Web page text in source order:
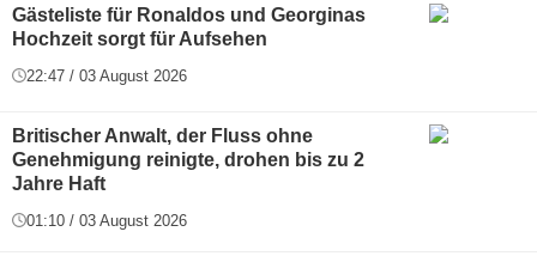
Gästeliste für Ronaldos und Georginas
Hochzeit sorgt für Aufsehen
22:47 / 03 August 2026
Britischer Anwalt, der Fluss ohne
Genehmigung reinigte, drohen bis zu 2
Jahre Haft
01:10 / 03 August 2026